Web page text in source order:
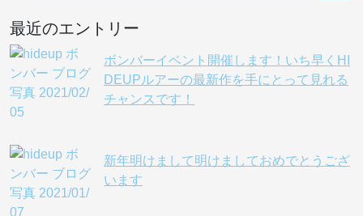
最近のエントリー
ボンバーイベント開催します！いち早くHI
DEUPルアーの最新作を手にとって見れる
チャンスです！
新年明けまして明けましておめでとうござ
います